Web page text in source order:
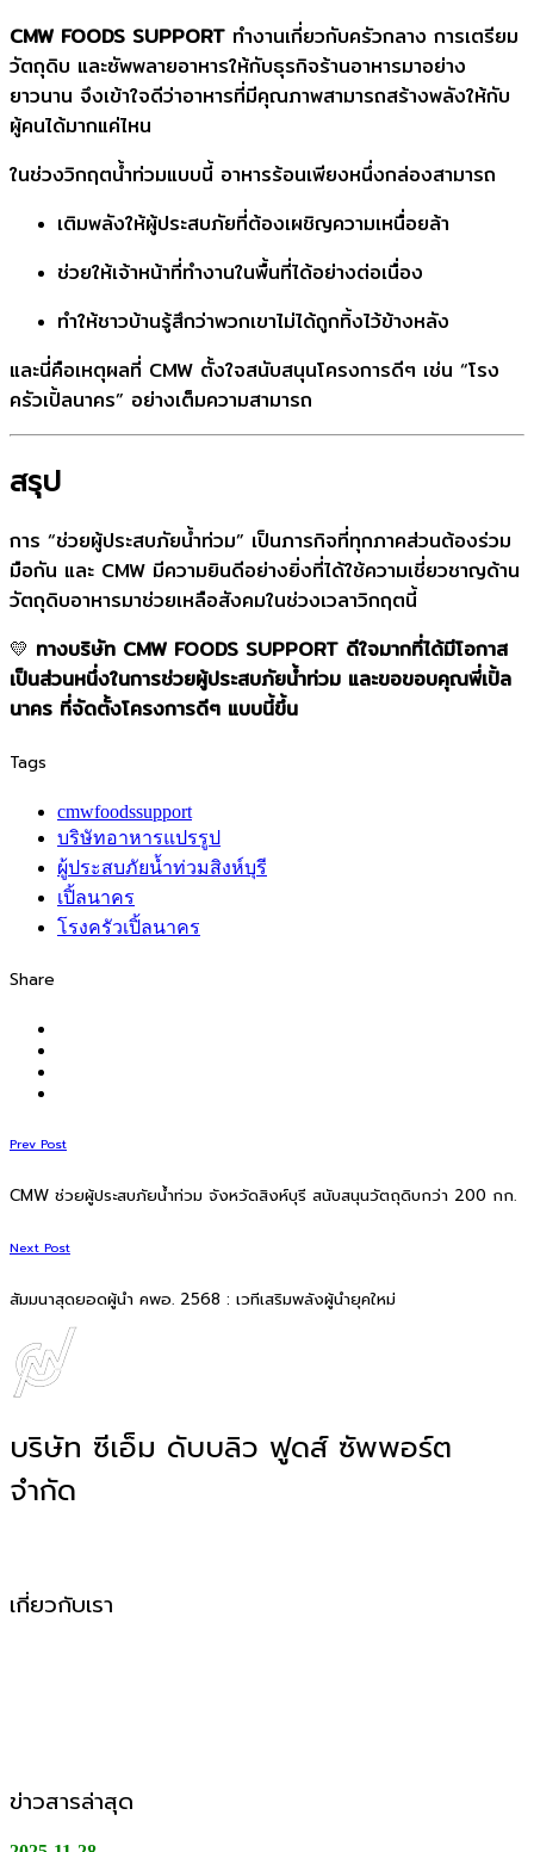
CMW FOODS SUPPORT ทำงานเกี่ยวกับครัวกลาง การเตรียม
วัตถุดิบ และซัพพลายอาหารให้กับธุรกิจร้านอาหารมาอย่าง
ยาวนาน จึงเข้าใจดีว่าอาหารที่มีคุณภาพสามารถสร้างพลังให้กับ
ผู้คนได้มากแค่ไหน
ในช่วงวิกฤตน้ำท่วมแบบนี้ อาหารร้อนเพียงหนึ่งกล่องสามารถ
เติมพลังให้ผู้ประสบภัยที่ต้องเผชิญความเหนื่อยล้า
ช่วยให้เจ้าหน้าที่ทำงานในพื้นที่ได้อย่างต่อเนื่อง
ทำให้ชาวบ้านรู้สึกว่าพวกเขาไม่ได้ถูกทิ้งไว้ข้างหลัง
และนี่คือเหตุผลที่ CMW ตั้งใจสนับสนุนโครงการดีๆ เช่น “โรง
ครัวเปิ้ลนาคร” อย่างเต็มความสามารถ
สรุป
การ “ช่วยผู้ประสบภัยน้ำท่วม” เป็นภารกิจที่ทุกภาคส่วนต้องร่วม
มือกัน และ CMW มีความยินดีอย่างยิ่งที่ได้ใช้ความเชี่ยวชาญด้าน
วัตถุดิบอาหารมาช่วยเหลือสังคมในช่วงเวลาวิกฤตนี้
💛 ทางบริษัท CMW FOODS SUPPORT ดีใจมากที่ได้มีโอกาส
เป็นส่วนหนึ่งในการช่วยผู้ประสบภัยน้ำท่วม และขอขอบคุณพี่เปิ้ล
นาคร ที่จัดตั้งโครงการดีๆ แบบนี้ขึ้น
Tags
cmwfoodssupport
บริษัทอาหารแปรรูป
ผู้ประสบภัยน้ำท่วมสิงห์บุรี
เปิ้ลนาคร
โรงครัวเปิ้ลนาคร
Share
Prev Post
CMW ช่วยผู้ประสบภัยน้ำท่วม จังหวัดสิงห์บุรี สนับสนุนวัตถุดิบกว่า 200 กก.
Next Post
สัมมนาสุดยอดผู้นํา คพอ. 2568 : เวทีเสริมพลังผู้นำยุคใหม่
บริษัท ซีเอ็ม ดับบลิว ฟูดส์ ซัพพอร์ต
จำกัด
เกี่ยวกับเรา
ข่าวสารล่าสุด